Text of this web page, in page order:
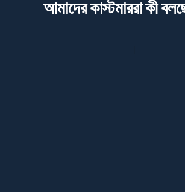
আমাদের কাস্টমাররা কী